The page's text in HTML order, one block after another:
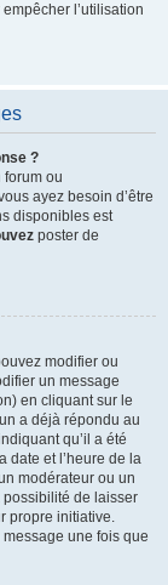
l’utilisation
?
forum ou
ayez besoin d’être
disponibles est
poster de
modifier ou
un message
en cliquant sur le
a déjà répondu au
qu’il a été
date et l’heure de la
modérateur ou un
de laisser
propre initiative.
une fois que